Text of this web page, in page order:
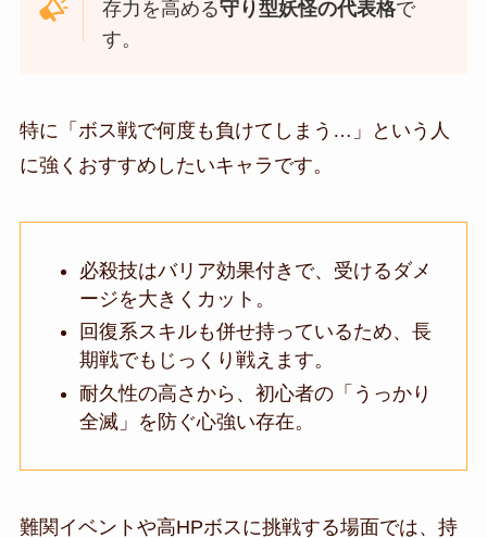
存力を高める守り型妖怪の代表格で
す。
特に「ボス戦で何度も負けてしまう…」という人
に強くおすすめしたいキャラです。
必殺技はバリア効果付きで、受けるダメ
ージを大きくカット。
回復系スキルも併せ持っているため、長
期戦でもじっくり戦えます。
耐久性の高さから、初心者の「うっかり
全滅」を防ぐ心強い存在。
難関イベントや高HPボスに挑戦する場面では、持